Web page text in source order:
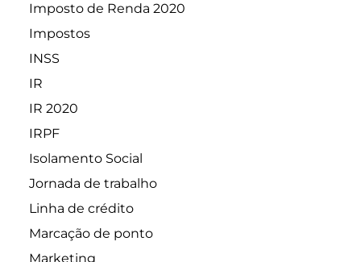
Imposto de Renda 2020
Impostos
INSS
IR
IR 2020
IRPF
Isolamento Social
Jornada de trabalho
Linha de crédito
Marcação de ponto
Marketing